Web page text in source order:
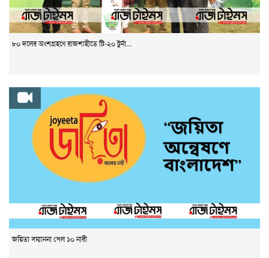
৮০ দলের অংশগ্রহণে রাজশাহীতে টি-২০ টুর্না...
জয়িতা সম্মাননা পেল ১০ নারী